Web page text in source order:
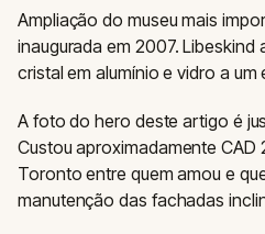
Ampliação do museu mais
inaugurada em 2007.
cristal em alumínio e vidro a um
A foto do hero deste artigo é
Custou aproximadamente CAD
Toronto entre quem amou e
manutenção das fachadas